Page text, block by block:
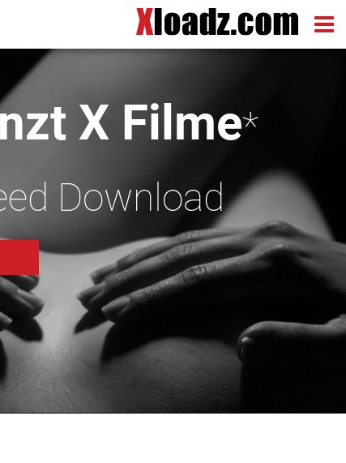
X Filme*
Download